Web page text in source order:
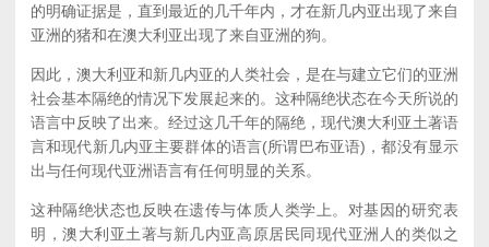
的明确证据是，直到最近的几千年内，才在新几内亚出现了来自
亚洲的猪和在澳大利亚出现了来自亚洲的狗。
因此，澳大利亚和新几内亚的人类社会，是在与建立它们的亚洲
社会基本隔绝的情况下发展起来的。这种隔绝状态在今天所说的
语言中反映了出来。经过这几千年的隔绝，现代澳大利亚土著语
言和现代新几内亚主要群体的语言(所谓巴布亚语)，都没有显示
出与任何现代亚洲语言有任何明显的关系。
这种隔绝状态也反映在遗传与体质人类学上。对基因的研究表
明，澳大利亚土著与新几内亚高原居民同现代亚洲人的类似之